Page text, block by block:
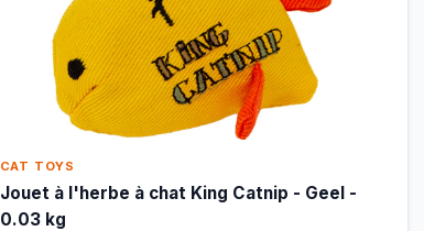
CAT TOYS
Jouet à l'herbe à chat King Catnip - Geel -
0.03 kg